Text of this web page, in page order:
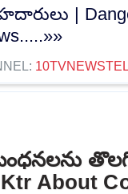
|
Ktr About